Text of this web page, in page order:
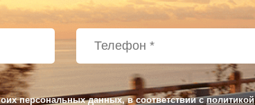
персональных данных, в соответствии сполитикой